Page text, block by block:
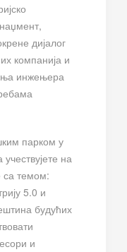
дијалог
компанија и
инжењера
парком у
на
са темом:
5.0 и
будућих
и